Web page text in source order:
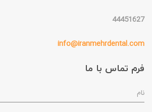
44451627
info@iranmehrdental.com
فرم تماس با ما
نام